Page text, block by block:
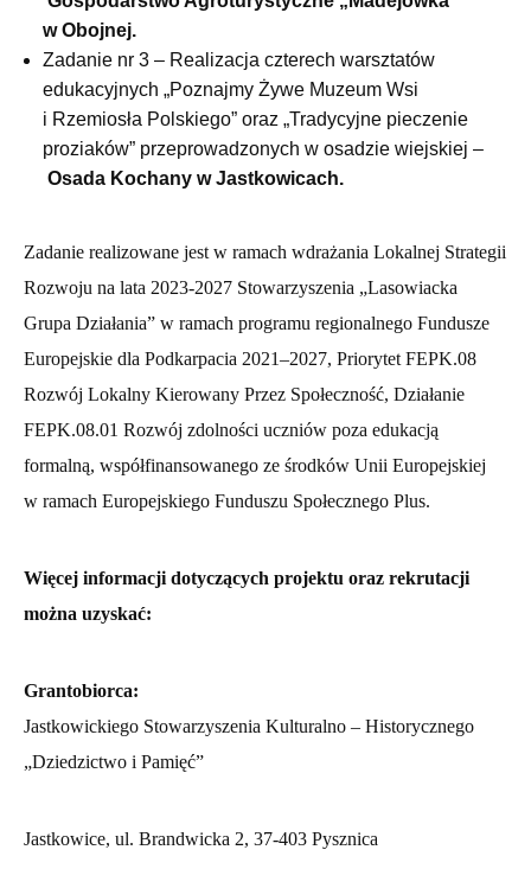
w Obojnej.
Zadanie nr 3 – Realizacja czterech warsztatów
edukacyjnych „Poznajmy Żywe Muzeum Wsi
i Rzemiosła Polskiego” oraz „Tradycyjne pieczenie
proziaków” przeprowadzonych w osadzie wiejskiej –
Osada Kochany w Jastkowicach.
Zadanie realizowane jest w ramach wdrażania Lokalnej Strategii
Rozwoju na lata 2023-2027 Stowarzyszenia „Lasowiacka
Grupa Działania” w ramach programu regionalnego Fundusze
Europejskie dla Podkarpacia 2021–2027, Priorytet FEPK.08
Rozwój Lokalny Kierowany Przez Społeczność, Działanie
FEPK.08.01 Rozwój zdolności uczniów poza edukacją
formalną, współfinansowanego ze środków Unii Europejskiej
w ramach Europejskiego Funduszu Społecznego Plus.
Więcej informacji dotyczących projektu oraz rekrutacji
można uzyskać:
Grantobiorca:
Jastkowickiego Stowarzyszenia Kulturalno – Historycznego
„Dziedzictwo i Pamięć”
Jastkowice, ul. Brandwicka 2, 37-403 Pysznica